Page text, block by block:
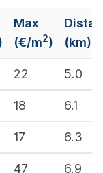
Max
(€/m2)
(km)
22 5.0
18 6.1
17 6.3
47 6.9